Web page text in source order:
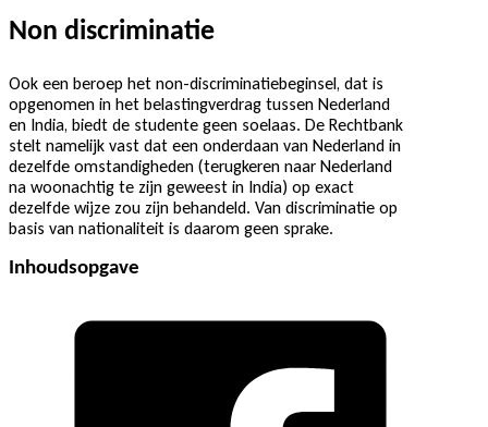
Non discriminatie
Ook een beroep het non-discriminatiebeginsel, dat is
opgenomen in het belastingverdrag tussen Nederland
en India, biedt de studente geen soelaas. De Rechtbank
stelt namelijk vast dat een onderdaan van Nederland in
dezelfde omstandigheden (terugkeren naar Nederland
na woonachtig te zijn geweest in India) op exact
dezelfde wijze zou zijn behandeld. Van discriminatie op
basis van nationaliteit is daarom geen sprake.
Inhoudsopgave